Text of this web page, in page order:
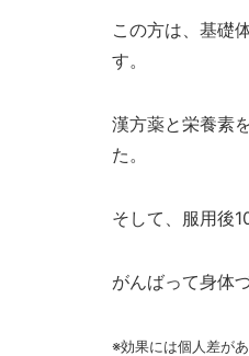
この方は、基礎
す。
漢方薬と栄養素
た。
そして、服用後
がんばって身体
※効果には個人差が